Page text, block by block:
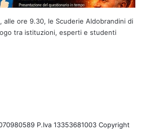
alle ore 9.30, le Scuderie Aldobrandini di
tra istituzioni, esperti e studenti
P.Iva 13353681003 Copyright